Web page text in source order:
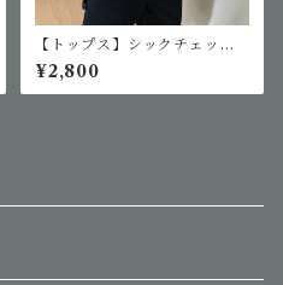
【トップス】シックチェック
シングルボタンシャツ
¥2,800